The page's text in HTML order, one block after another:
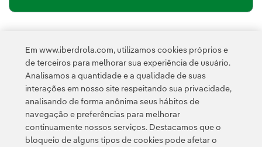
Esta página é protegida pelo reCAPTCHA e pela Política de
Privacidade
Termos de Serviço do Google
Em www.iberdrola.com, utilizamos cookies próprios e
de terceiros para melhorar sua experiência de usuário.
Analisamos a quantidade e a qualidade de suas
interações em nosso site respeitando sua privacidade,
analisando de forma anônima seus hábitos de
navegação e preferências para melhorar
continuamente nossos serviços. Destacamos que o
bloqueio de alguns tipos de cookies pode afetar o